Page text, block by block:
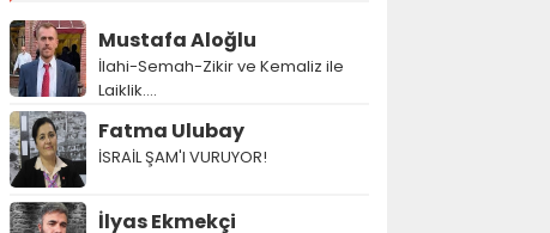
Mustafa Aloğlu
İlahi-Semah-Zikir ve Kemaliz ile
Laiklik….
Fatma Ulubay
İSRAİL ŞAM'I VURUYOR!
İlyas Ekmekçi